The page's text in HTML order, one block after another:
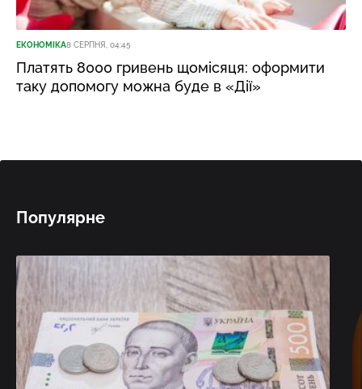
ЕКОНОМІКА8 СЕРПНЯ, 04:45
Платять 8000 гривень щомісяця: оформити
таку допомогу можна буде в «Дії»
Популярне